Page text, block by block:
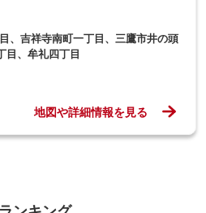
、吉祥寺南町一丁目、三鷹市井の頭
目、牟礼四丁目
地図や詳細情報を見る